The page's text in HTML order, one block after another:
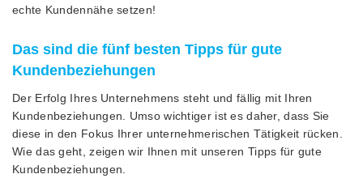
echte Kundennähe setzen!
Das sind die fünf besten Tipps für gute
Kundenbeziehungen
Der Erfolg Ihres Unternehmens steht und fällig mit Ihren
Kundenbeziehungen. Umso wichtiger ist es daher, dass Sie
diese in den Fokus Ihrer unternehmerischen Tätigkeit rücken.
Wie das geht, zeigen wir Ihnen mit unseren Tipps für gute
Kundenbeziehungen.